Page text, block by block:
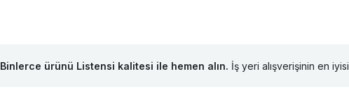
Binlerce ürünü Listensi kalitesi ile hemen alın. İş yeri alışverişinin en iyisi